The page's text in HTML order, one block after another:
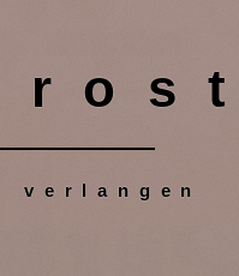
verlangen